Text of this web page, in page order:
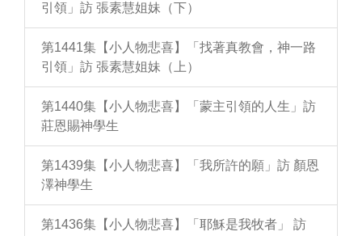
引領」訪 張素慧姐妹（下）
第1441集【小人物悲喜】「找著真教會，神一路
引領」訪 張素慧姐妹（上）
第1440集【小人物悲喜】「蒙主引領的人生」訪
莊恩賜神學生
第1439集【小人物悲喜】「我所許的願」訪 顏恩
澤神學生
第1436集【小人物悲喜】「耶穌是我牧者」 訪